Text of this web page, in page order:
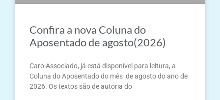
Confira a nova Coluna do
Aposentado de agosto(2026)
Caro Associado, já está disponível para leitura, a
Coluna do Aposentado do mês de agosto do ano de
2026. Os textos são de autoria do